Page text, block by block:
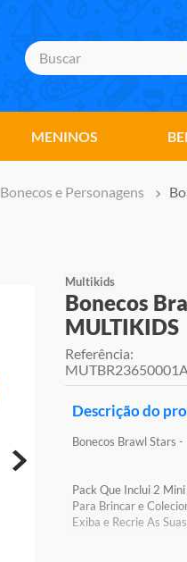
Buscar
MENINOS
Bonecos e Personagens
Multikids
Bonecos
MULTIKIDS
Referência:
Descrição do
Bonecos Brawl Stars
Pack Que Inclui 2
Para Brincar e
Exiba e Recrie As